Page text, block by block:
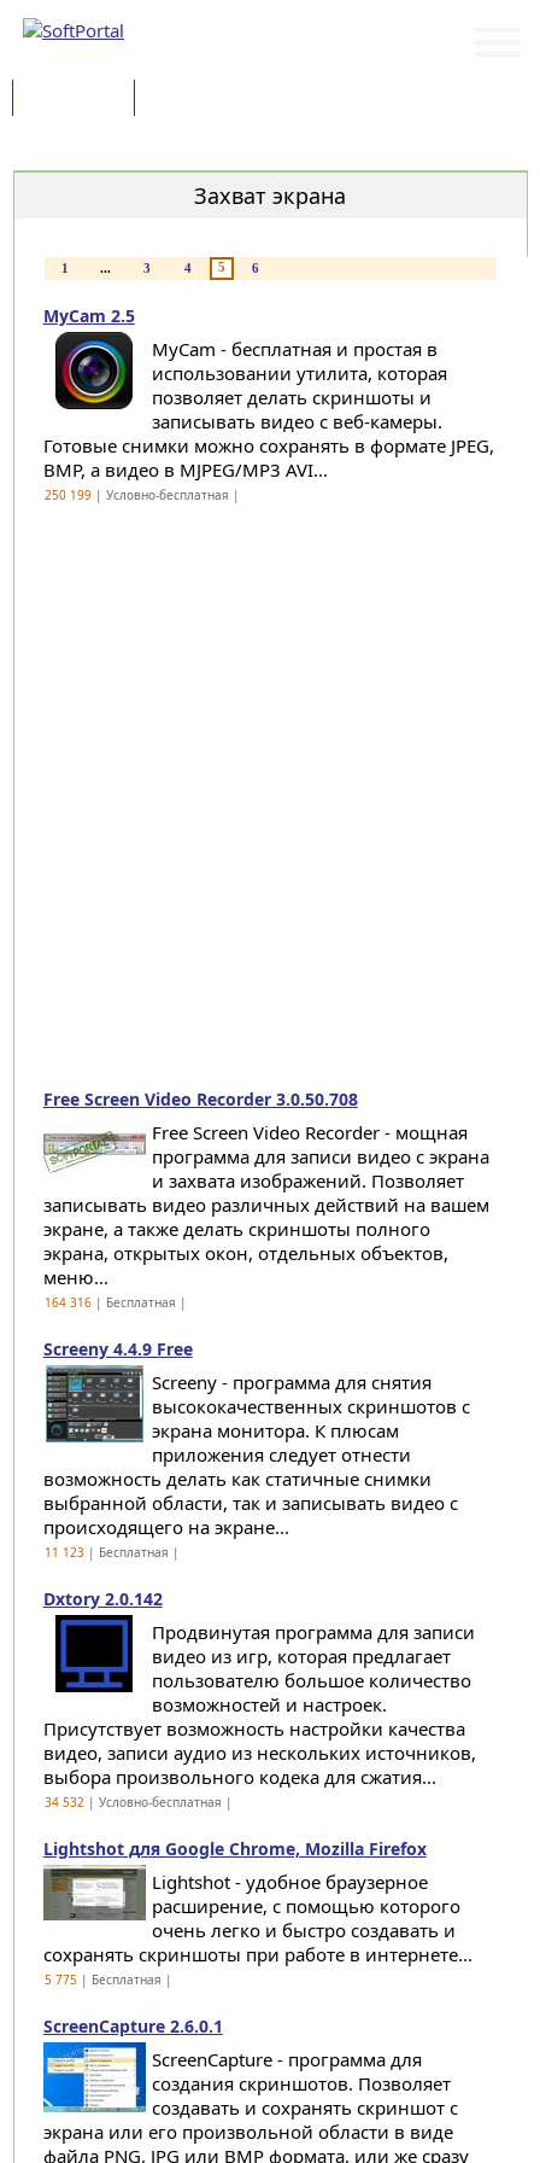
Захват экрана
1 ... 3 4 5 6
MyCam 2.5
MyCam - бесплатная и простая в
использовании утилита, которая
позволяет делать скриншоты и
записывать видео с веб-камеры.
Готовые снимки можно сохранять в формате JPEG,
BMP, а видео в MJPEG/MP3 AVI...
250 199| Условно-бесплатная |
Free Screen Video Recorder 3.0.50.708
Free Screen Video Recorder - мощная
программа для записи видео c экрана
и захвата изображений. Позволяет
записывать видео различных действий на вашем
экране, а также делать скриншоты полного
экрана, открытых окон, отдельных объектов,
меню...
164 316| Бесплатная |
Screeny 4.4.9 Free
Screeny - программа для снятия
высококачественных скриншотов с
экрана монитора. К плюсам
приложения следует отнести
возможность делать как статичные снимки
выбранной области, так и записывать видео с
происходящего на экране...
11 123| Бесплатная |
Dxtory 2.0.142
Продвинутая программа для записи
видео из игр, которая предлагает
пользователю большое количество
возможностей и настроек.
Присутствует возможность настройки качества
видео, записи аудио из нескольких источников,
выбора произвольного кодека для сжатия...
34 532| Условно-бесплатная |
Lightshot для Google Chrome, Mozilla Firefox
Lightshot - удобное браузерное
расширение, с помощью которого
очень легко и быстро создавать и
сохранять скриншоты при работе в интернете...
5 775| Бесплатная |
ScreenCapture 2.6.0.1
ScreenCapture - программа для
создания скриншотов. Позволяет
создавать и сохранять скриншот с
экрана или его произвольной области в виде
файла PNG, JPG или BMP формата, или же сразу